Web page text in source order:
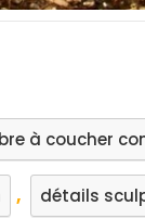
à coucher
, détails